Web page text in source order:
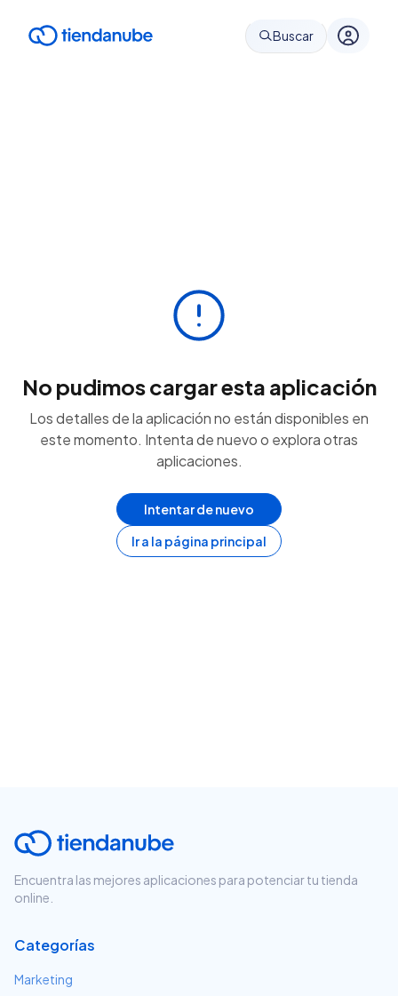
Buscar
No pudimos cargar esta aplicación
Los detalles de la aplicación no están disponibles en
este momento. Intenta de nuevo o explora otras
aplicaciones.
Intentar de nuevo
Ir a la página principal
Encuentra las mejores aplicaciones para potenciar tu tienda
online.
Categorías
Marketing